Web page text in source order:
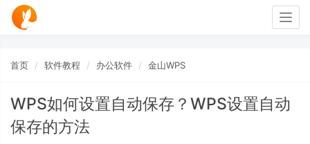
首页 软件教程 办公软件 金山WPS
WPS如何设置自动保存？WPS设置自动
保存的方法